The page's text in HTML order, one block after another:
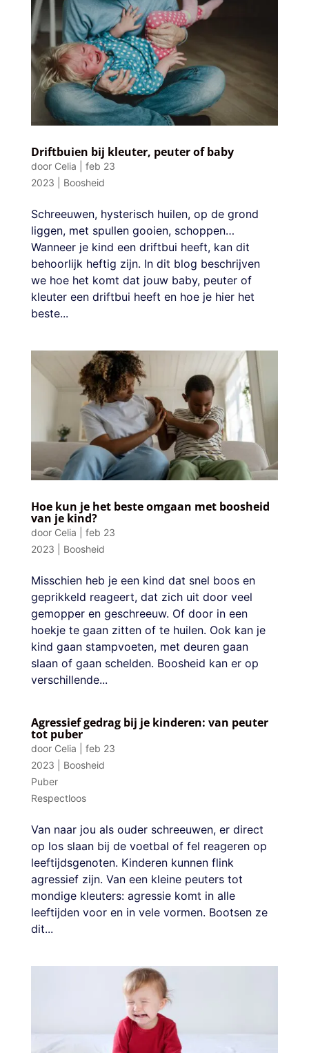
Driftbuien bij kleuter, peuter of baby
door Celia
feb 23
2023
Boosheid
Schreeuwen, hysterisch huilen, op de grond
liggen, met spullen gooien, schoppen…
Wanneer je kind een driftbui heeft, kan dit
behoorlijk heftig zijn. In dit blog beschrijven
we hoe het komt dat jouw baby, peuter of
kleuter een driftbui heeft en hoe je hier het
beste...
Hoe kun je het beste omgaan met boosheid
van je kind?
door Celia
feb 23
2023
Boosheid
Misschien heb je een kind dat snel boos en
geprikkeld reageert, dat zich uit door veel
gemopper en geschreeuw. Of door in een
hoekje te gaan zitten of te huilen. Ook kan je
kind gaan stampvoeten, met deuren gaan
slaan of gaan schelden. Boosheid kan er op
verschillende...
Agressief gedrag bij je kinderen: van peuter
tot puber
door Celia
feb 23
2023
Boosheid
Puber
Respectloos
Van naar jou als ouder schreeuwen, er direct
op los slaan bij de voetbal of fel reageren op
leeftijdsgenoten. Kinderen kunnen flink
agressief zijn. Van een kleine peuters tot
mondige kleuters: agressie komt in alle
leeftijden voor en in vele vormen. Bootsen ze
dit...